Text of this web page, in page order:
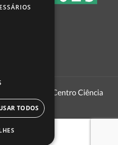
| Centro Ciência
TODOS